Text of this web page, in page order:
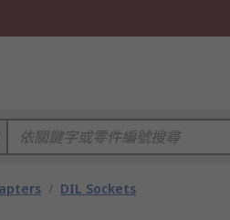
/ DIL Sockets